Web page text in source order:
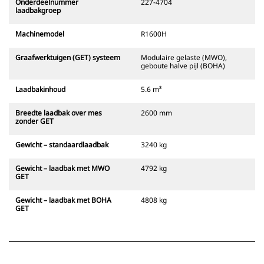
Onderdeelnummer
laadbakgroep
227-4704
Machinemodel R1600H
Graafwerktuigen (GET) systeem
Modulaire gelaste (MWO),
geboute halve pijl (BOHA)
Laadbakinhoud 5.6 m³
Breedte laadbak over mes
zonder GET
2600 mm
Gewicht – standaardlaadbak 3240 kg
Gewicht – laadbak met MWO
GET
4792 kg
Gewicht – laadbak met BOHA
GET
4808 kg